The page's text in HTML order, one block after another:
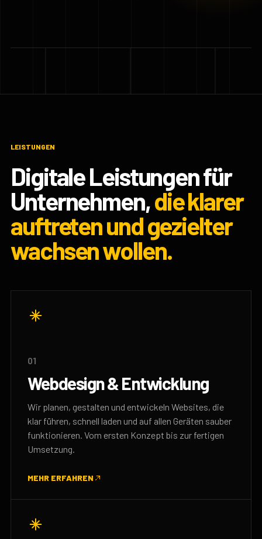
LEISTUNGEN
Digitale Leistungen für
Unternehmen,die klarer
auftreten und gezielter
wachsen wollen.
01
Webdesign & Entwicklung
Wir planen, gestalten und entwickeln Websites, die
klar führen, schnell laden und auf allen Geräten sauber
funktionieren. Vom ersten Konzept bis zur fertigen
Umsetzung.
MEHR ERFAHREN